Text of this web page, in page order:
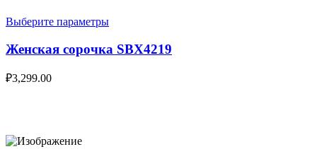
Выберите параметры
Женская сорочка SBX4219
₽3,299.00